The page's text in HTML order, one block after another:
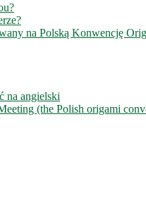
na Polską Konwencję
na angielski
(the Polish origami